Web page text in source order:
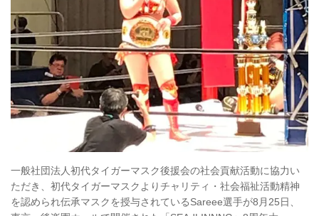
一般社団法人初代タイガーマスク後援会の社会貢献活動に協力い
ただき、初代タイガーマスクよりチャリティ・社会福祉活動精神
を認められ伝承マスクを授与されているSareee選手が8月25日、